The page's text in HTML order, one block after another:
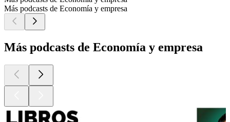
Más podcasts de Economía y empresa
Más podcasts de Economía y empresa